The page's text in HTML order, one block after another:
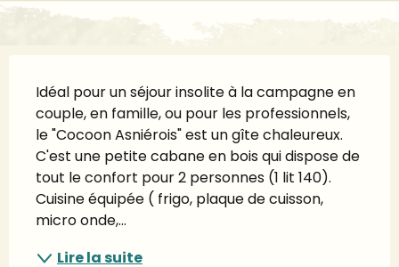
Idéal pour un séjour insolite à la campagne en
couple, en famille, ou pour les professionnels,
le "Cocoon Asniérois" est un gîte chaleureux.
C'est une petite cabane en bois qui dispose de
tout le confort pour 2 personnes (1 lit 140).
Cuisine équipée ( frigo, plaque de cuisson,
micro onde,...
Lire la suite